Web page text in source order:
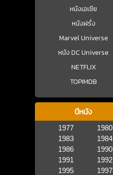
หนังเอเชีย
หนังฝรั่ง
Marvel Universe
หนัง DC Universe
NETFLIX
TOPIMDB
ปีหนัง
1977
1980
1983
1984
1986
1990
1991
1992
1995
1997